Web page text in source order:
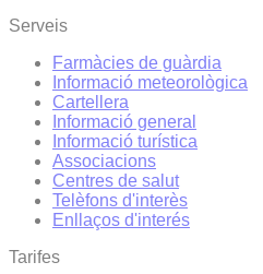
Serveis
Farmàcies de guàrdia
Informació meteorològica
Cartellera
Informació general
Informació turística
Associacions
Centres de salut
Telèfons d'interès
Enllaços d'interés
Tarifes